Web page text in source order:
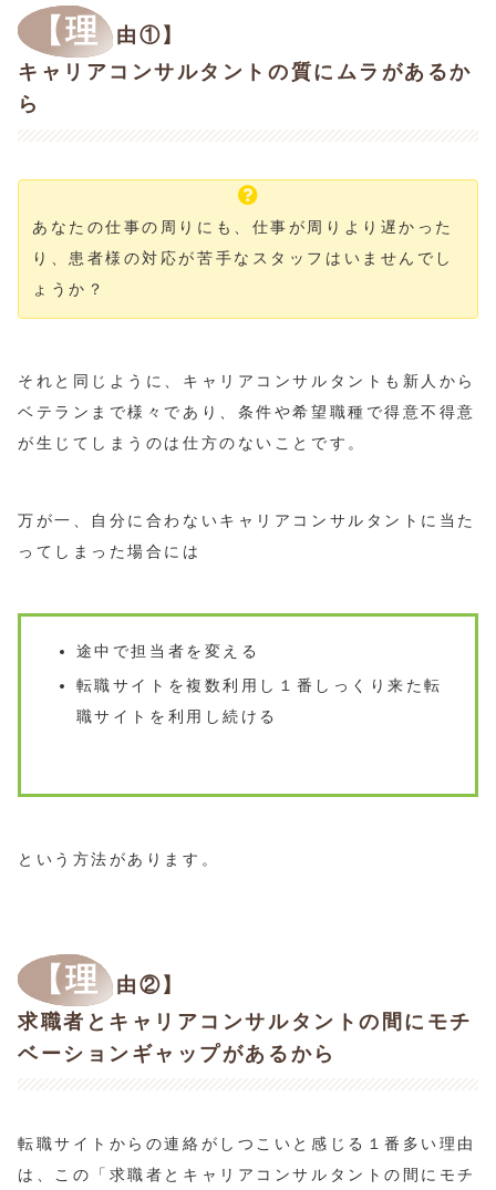
【理
由①】
キャリアコンサルタントの質にムラがあるか
ら
あなたの仕事の周りにも、仕事が周りより遅かった
り、患者様の対応が苦手なスタッフはいませんでし
ょうか？
それと同じように、キャリアコンサルタントも新人から
ベテランまで様々であり、条件や希望職種で得意不得意
が生じてしまうのは仕方のないことです。
万が一、自分に合わないキャリアコンサルタントに当た
ってしまった場合には
途中で担当者を変える
転職サイトを複数利用し１番しっくり来た転
職サイトを利用し続ける
という方法があります。
【理
由②】
求職者とキャリアコンサルタントの間にモチ
ベーションギャップがあるから
転職サイトからの連絡がしつこいと感じる１番多い理由
は、この「求職者とキャリアコンサルタントの間にモチ